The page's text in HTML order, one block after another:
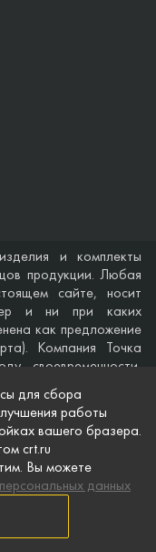
и комплекты
продукции. Любая
сайте, носит
и ни при каких
как предложение
Компания Точка
своевременности,
сайте, а также по
нему в любое время.
изделий,
и могут быть
уведомления.
для сбора
работы
вашего бразера.
crt.ru
Вы можете
данных